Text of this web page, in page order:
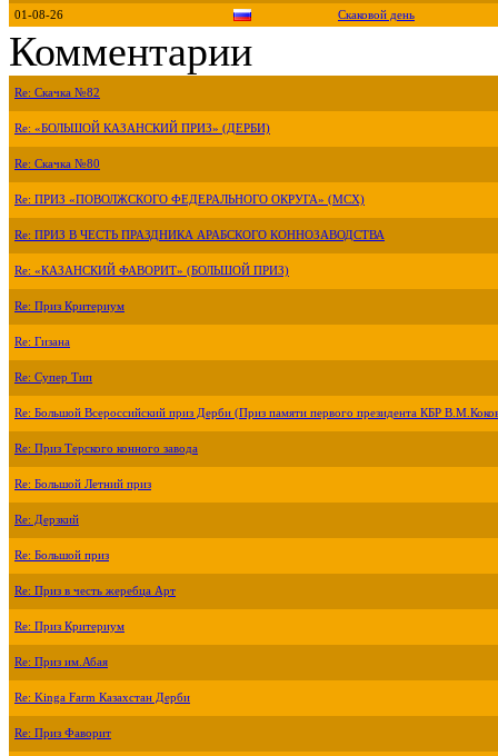
01-08-26 Скаковой день
Комментарии
Re: Скачка №82
Re: «БОЛЬШОЙ КАЗАНСКИЙ ПРИЗ» (ДЕРБИ)
Re: Скачка №80
Re: ПРИЗ «ПОВОЛЖСКОГО ФЕДЕРАЛЬНОГО ОКРУГА» (МСХ)
Re: ПРИЗ В ЧЕСТЬ ПРАЗДНИКА АРАБСКОГО КОННОЗАВОДСТВА
Re: «КАЗАНСКИЙ ФАВОРИТ» (БОЛЬШОЙ ПРИЗ)
Re: Приз Критериум
Re: Гизана
Re: Супер Тип
Re: Большой Всероссийский приз Дерби (Приз памяти первого президента КБР
Re: Приз Терского конного завода
Re: Большой Летний приз
Re: Дерзкий
Re: Большой приз
Re: Приз в честь жеребца Арт
Re: Приз Критериум
Re: Приз им.Абая
Re: Kinga Farm Казахстан Дерби
Re: Приз Фаворит